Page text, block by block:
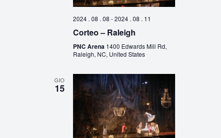
2024 . 08 . 08 -2024 . 08 . 11
Corteo – Raleigh
PNC Arena 1400 Edwards Mill Rd,
Raleigh, NC, United States
GIO
15